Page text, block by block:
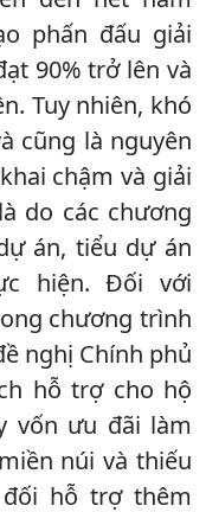
phấn đấu giải
90% trở lên và
Tuy nhiên, khó
cũng là nguyên
chậm và giải
do các chương
án, tiểu dự án
hiện. Đối với
chương trình
nghị Chính phủ
hỗ trợ cho hộ
vốn ưu đãi làm
núi và thiếu
hỗ trợ thêm